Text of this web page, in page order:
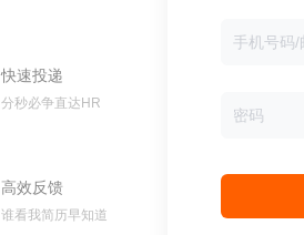
快速投递
分秒必争直达HR
高效反馈
谁看我简历早知道